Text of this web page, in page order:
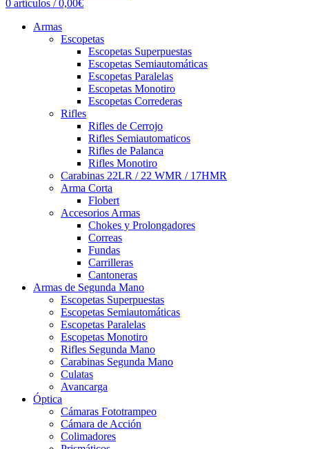
0 artículos / 0,00€
Armas
Escopetas
Escopetas Superpuestas
Escopetas Semiautomáticas
Escopetas Paralelas
Escopetas Monotiro
Escopetas Correderas
Rifles
Rifles de Cerrojo
Rifles Semiautomaticos
Rifles de Palanca
Rifles Monotiro
Carabinas 22LR / 22 WMR / 17HMR
Arma Corta
Flobert
Accesorios Armas
Chokes y Prolongadores
Correas
Fundas
Carrilleras
Cantoneras
Armas de Segunda Mano
Escopetas Superpuestas
Escopetas Semiautomáticas
Escopetas Paralelas
Escopetas Monotiro
Rifles Segunda Mano
Carabinas Segunda Mano
Culatas
Avancarga
Óptica
Cámaras Fototrampeo
Cámara de Acción
Colimadores